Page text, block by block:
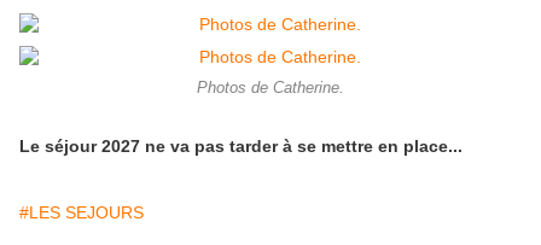
Photos de Catherine.
Le séjour 2027 ne va pas tarder à se mettre en place...
#LES SEJOURS